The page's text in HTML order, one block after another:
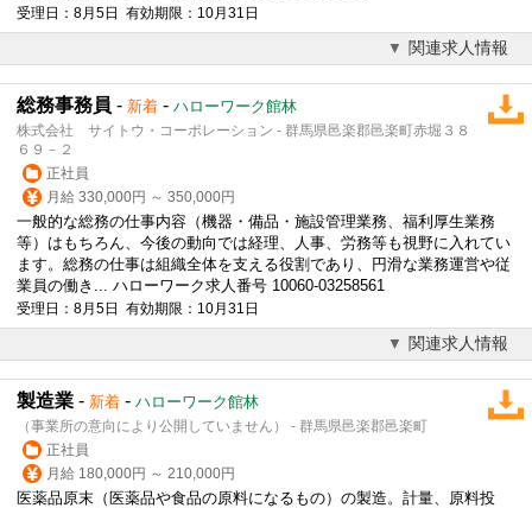
受理日：8月5日 有効期限：10月31日
関連求人情報
総務事務員 - 新着 - ハローワーク館林
株式会社 サイトウ・コーポレーション - 群馬県邑楽郡邑楽町赤堀３８
６９－２
正社員
月給 330,000円 ～ 350,000円
一般的な総務の仕事内容（機器・備品・施設管理業務、福利厚生業務
等）はもちろん、今後の動向では経理、人事、労務等も視野に入れてい
ます。総務の仕事は組織全体を支える役割であり、円滑な業務運営や従
業員の働き... ハローワーク求人番号 10060-03258561
受理日：8月5日 有効期限：10月31日
関連求人情報
製造業 - 新着 - ハローワーク館林
（事業所の意向により公開していません） - 群馬県邑楽郡邑楽町
正社員
月給 180,000円 ～ 210,000円
医薬品原末（医薬品や食品の原料になるもの）の製造。計量、原料投